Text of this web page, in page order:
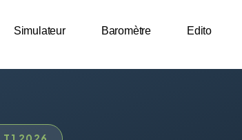
Simulateur Baromètre Edito